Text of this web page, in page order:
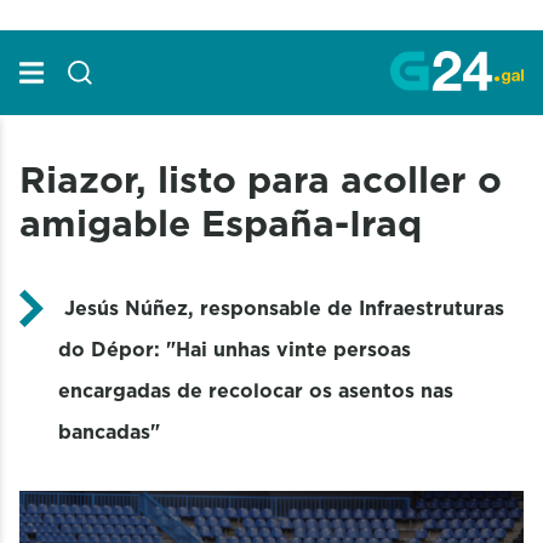
Riazor, listo para acoller o
amigable España-Iraq
Jesús Núñez, responsable de Infraestruturas
do Dépor: "Hai unhas vinte persoas
encargadas de recolocar os asentos nas
bancadas"